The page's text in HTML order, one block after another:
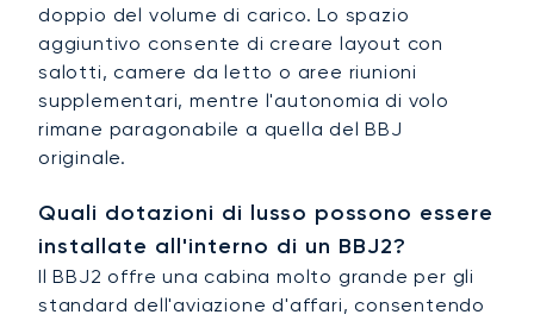
doppio del volume di carico. Lo spazio
aggiuntivo consente di creare layout con
salotti, camere da letto o aree riunioni
supplementari, mentre l'autonomia di volo
rimane paragonabile a quella del BBJ
originale.
Quali dotazioni di lusso possono essere
installate all'interno di un BBJ2?
Il BBJ2 offre una cabina molto grande per gli
standard dell'aviazione d'affari, consentendo